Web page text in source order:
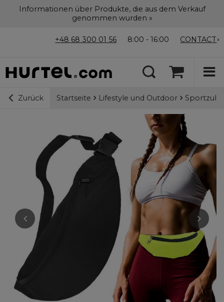
Informationen über Produkte, die aus dem Verkauf
genommen wurden »
+48 68 300 01 56 8:00 - 16:00 CONTACT
Zurück Startseite Lifestyle und Outdoor